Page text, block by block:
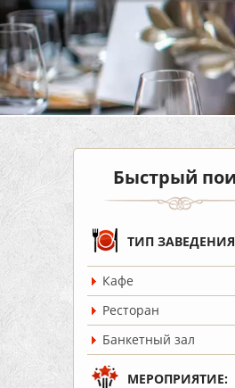
Быстрый
ТИП
Кафе
Ресторан
Банкетный зал
МЕРОПРИЯТИЕ: